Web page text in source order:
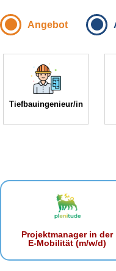
Angebot
Tiefbauingenieur/in
Projektmanager in der
E‑Mobilität (m/w/d)